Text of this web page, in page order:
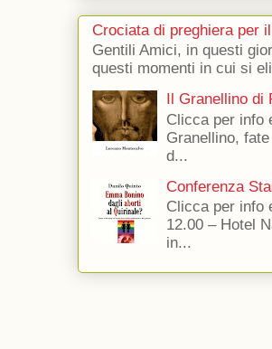
Crociata di preghiera per
Gentili Amici, in questi
questi momenti in cui si
Il Granellino
Clicca per info
Granellino,
d...
Conferenza
Clicca per info
12.00 – Hotel
in...